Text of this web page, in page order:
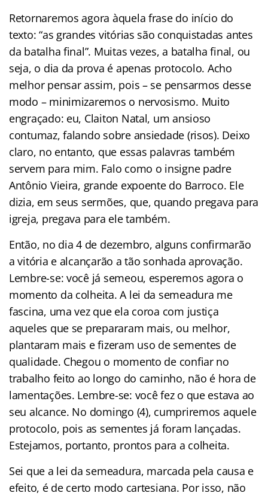
Retornaremos agora àquela frase do início do
texto: “as grandes vitórias são conquistadas antes
da batalha final”. Muitas vezes, a batalha final, ou
seja, o dia da prova é apenas protocolo. Acho
melhor pensar assim, pois – se pensarmos desse
modo – minimizaremos o nervosismo. Muito
engraçado: eu, Claiton Natal, um ansioso
contumaz, falando sobre ansiedade (risos). Deixo
claro, no entanto, que essas palavras também
servem para mim. Falo como o insigne padre
Antônio Vieira, grande expoente do Barroco. Ele
dizia, em seus sermões, que, quando pregava para
igreja, pregava para ele também.
Então, no dia 4 de dezembro, alguns confirmarão
a vitória e alcançarão a tão sonhada aprovação.
Lembre-se: você já semeou, esperemos agora o
momento da colheita. A lei da semeadura me
fascina, uma vez que ela coroa com justiça
aqueles que se prepararam mais, ou melhor,
plantaram mais e fizeram uso de sementes de
qualidade. Chegou o momento de confiar no
trabalho feito ao longo do caminho, não é hora de
lamentações. Lembre-se: você fez o que estava ao
seu alcance. No domingo (4), cumpriremos aquele
protocolo, pois as sementes já foram lançadas.
Estejamos, portanto, prontos para a colheita.
Sei que a lei da semeadura, marcada pela causa e
efeito, é de certo modo cartesiana. Por isso, não